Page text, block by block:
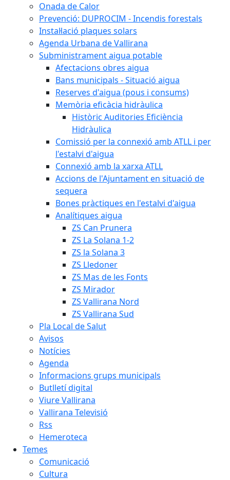
Onada de Calor
Prevenció: DUPROCIM - Incendis forestals
Instal·lació plaques solars
Agenda Urbana de Vallirana
Subministrament aigua potable
Afectacions obres aigua
Bans municipals - Situació aigua
Reserves d'aigua (pous i consums)
Memòria eficàcia hidràulica
Històric Auditories Eficiència
Hidràulica
Comissió per la connexió amb ATLL i per
l'estalvi d'aigua
Connexió amb la xarxa ATLL
Accions de l'Ajuntament en situació de
sequera
Bones pràctiques en l'estalvi d'aigua
Analítiques aigua
ZS Can Prunera
ZS La Solana 1-2
ZS la Solana 3
ZS Lledoner
ZS Mas de les Fonts
ZS Mirador
ZS Vallirana Nord
ZS Vallirana Sud
Pla Local de Salut
Avisos
Notícies
Agenda
Informacions grups municipals
Butlletí digital
Viure Vallirana
Vallirana Televisió
Rss
Hemeroteca
Temes
Comunicació
Cultura